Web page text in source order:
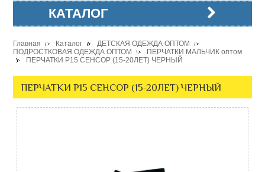
КАТАЛОГ
Главная Каталог
ДЕТСКАЯ ОДЕЖДА ОПТОМ
ПОДРОСТКОВАЯ ОДЕЖДА ОПТОМ
ПЕРЧАТКИ МАЛЬЧИК оптом
ПЕРЧАТКИ P15 СЕНСОР (15-20ЛЕТ) ЧЕРНЫЙ
ПЕРЧАТКИ P15 СЕНСОР (15-20ЛЕТ) ЧЕРНЫЙ